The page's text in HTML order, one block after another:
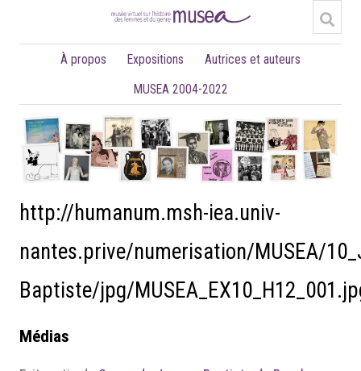
À propos Expositions
Autrices et auteurs
MUSEA 2004-2022
http://humanum.msh-iea.univ-
nantes.prive/numerisation/MUSEA/
Baptiste/jpg/
Médias